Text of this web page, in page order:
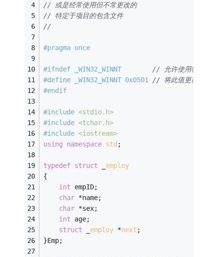
// 或是经常使用但不常更改的
// 特定于项目的包含文件
//
#pragma once
#ifndef
// 允许使用特定于
#define
// 将此值更改为相
#endif
#include <stdio.h>
#include <tchar.h>
#include <iostream>
using
namespace std ;
typedef struct
employ
{
int empID;
char *name;
char *sex;
int age;
struct
employ *next ;
}Emp;